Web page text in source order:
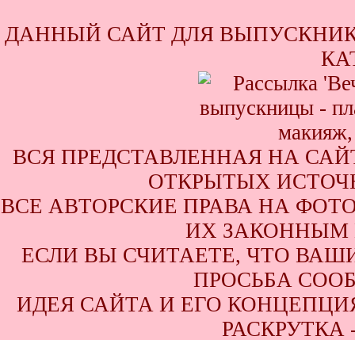
ДАННЫЙ САЙТ ДЛЯ
ВСЯ ПРЕДСТАВЛЕННАЯ НА
ОТКРЫТЫХ
ВСЕ АВТОРСКИЕ ПРАВА НА
ИХ ЗАКОННЫМ
ЕСЛИ ВЫ СЧИТАЕТЕ, ЧТО
ПРОСЬБА
ИДЕЯ САЙТА И ЕГО КОНЦЕПЦИЯ
РАСКРУТКА -